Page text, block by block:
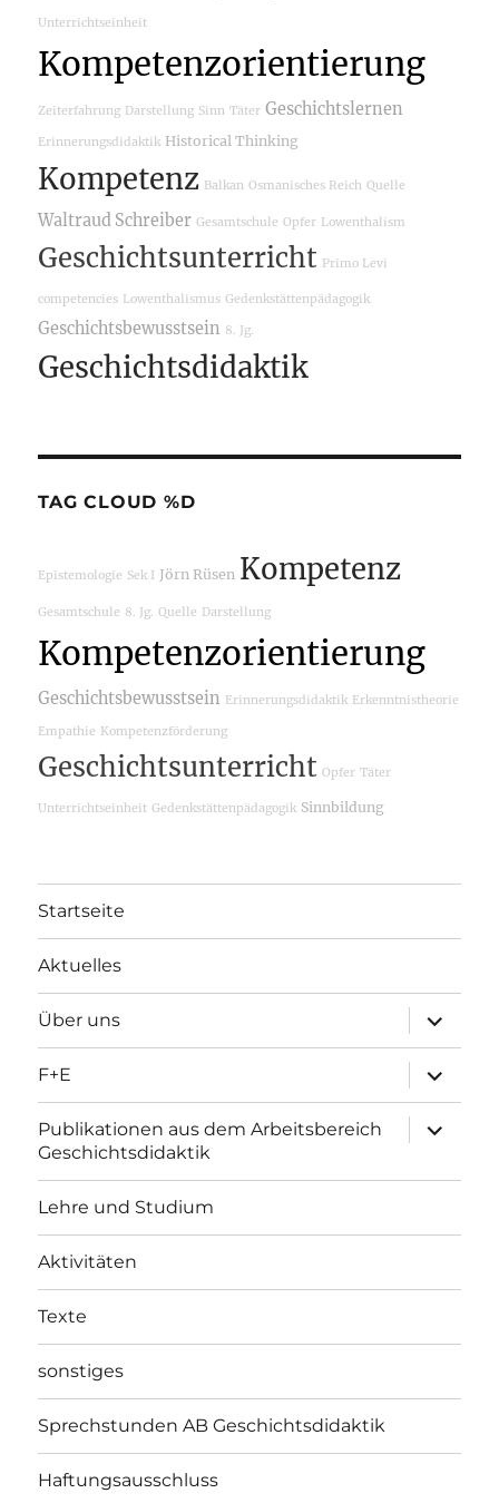
Unterrichtseinheit
Kompetenzorientierung
Zeiterfahrung Darstellung Sinn Täter Geschichtslernen
Erinnerungsdidaktik Historical Thinking
Kompetenz Balkan Osmanisches Reich Quelle
Waltraud Schreiber Gesamtschule Opfer Lowenthalism
Geschichtsunterricht Primo Levi
competencies Lowenthalismus Gedenkstättenpädagogik
Geschichtsbewusstsein 8. Jg.
Geschichtsdidaktik
TAG CLOUD %D
Epistemologie Sek I Jörn Rüsen Kompetenz
Gesamtschule 8. Jg. Quelle Darstellung
Kompetenzorientierung
Geschichtsbewusstsein Erinnerungsdidaktik Erkenntnistheorie
Empathie Kompetenzförderung
Geschichtsunterricht Opfer Täter
Unterrichtseinheit Gedenkstättenpädagogik Sinnbildung
Startseite
Aktuelles
Über uns
öffnen
F+E
öffnen
Publikationen aus dem Arbeitsbereich
Geschichtsdidaktik
öffnen
Lehre und Studium
Aktivitäten
Texte
sonstiges
Sprechstunden AB Geschichtsdidaktik
Haftungsausschluss